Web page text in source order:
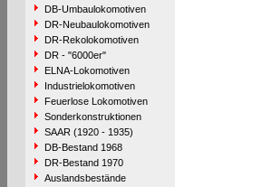
DB-Umbaulokomotiven
DR-Neubaulokomotiven
DR-Rekolokomotiven
DR - "6000er"
ELNA-Lokomotiven
Industrielokomotiven
Feuerlose Lokomotiven
Sonderkonstruktionen
SAAR (1920 - 1935)
DB-Bestand 1968
DR-Bestand 1970
Auslandsbestände